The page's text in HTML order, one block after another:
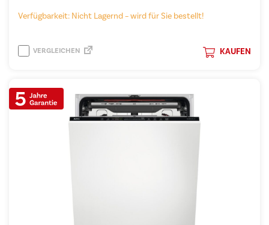
Verfügbarkeit: Nicht Lagernd – wird für Sie bestellt!
KAUFEN
VERGLEICHEN